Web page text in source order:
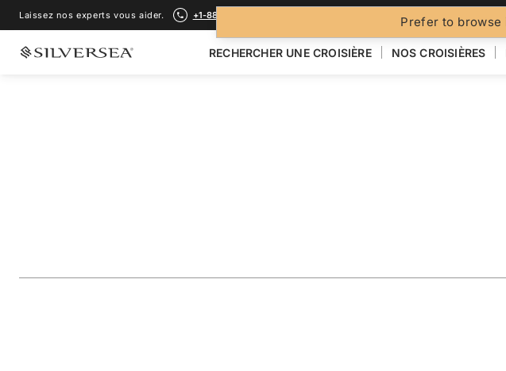
Prefer to browse
Laissez nos experts vous aider. +1-888-978-4070
RECHERCHER UNE CROISIÈRE NOS CROISIÈRES